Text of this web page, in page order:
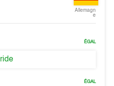
Allemagn
e
ÉGAL
ÉGAL